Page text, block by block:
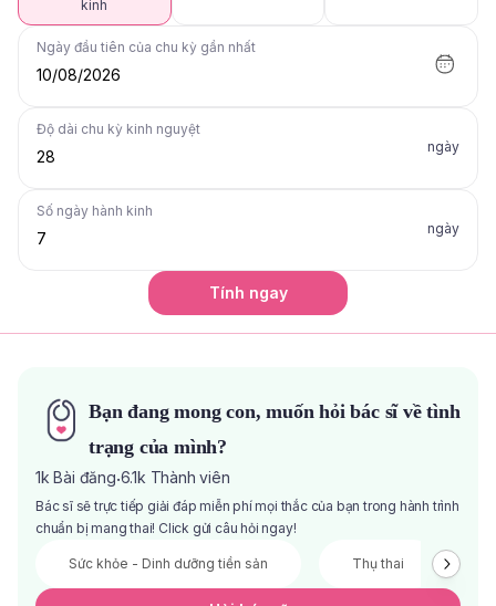
kinh
Ngày đầu tiên của chu kỳ gần nhất
10/08/2026
Độ dài chu kỳ kinh nguyệt
ngày
Số ngày hành kinh
ngày
Tính ngay
Bạn đang mong con, muốn hỏi bác sĩ về tình
trạng của mình?
1k Bài đăng·6.1k Thành viên
Bác sĩ sẽ trực tiếp giải đáp miễn phí mọi thắc của bạn trong hành trình
chuẩn bị mang thai! Click gửi câu hỏi ngay!
Sức khỏe - Dinh dưỡng tiền sản Thụ thai